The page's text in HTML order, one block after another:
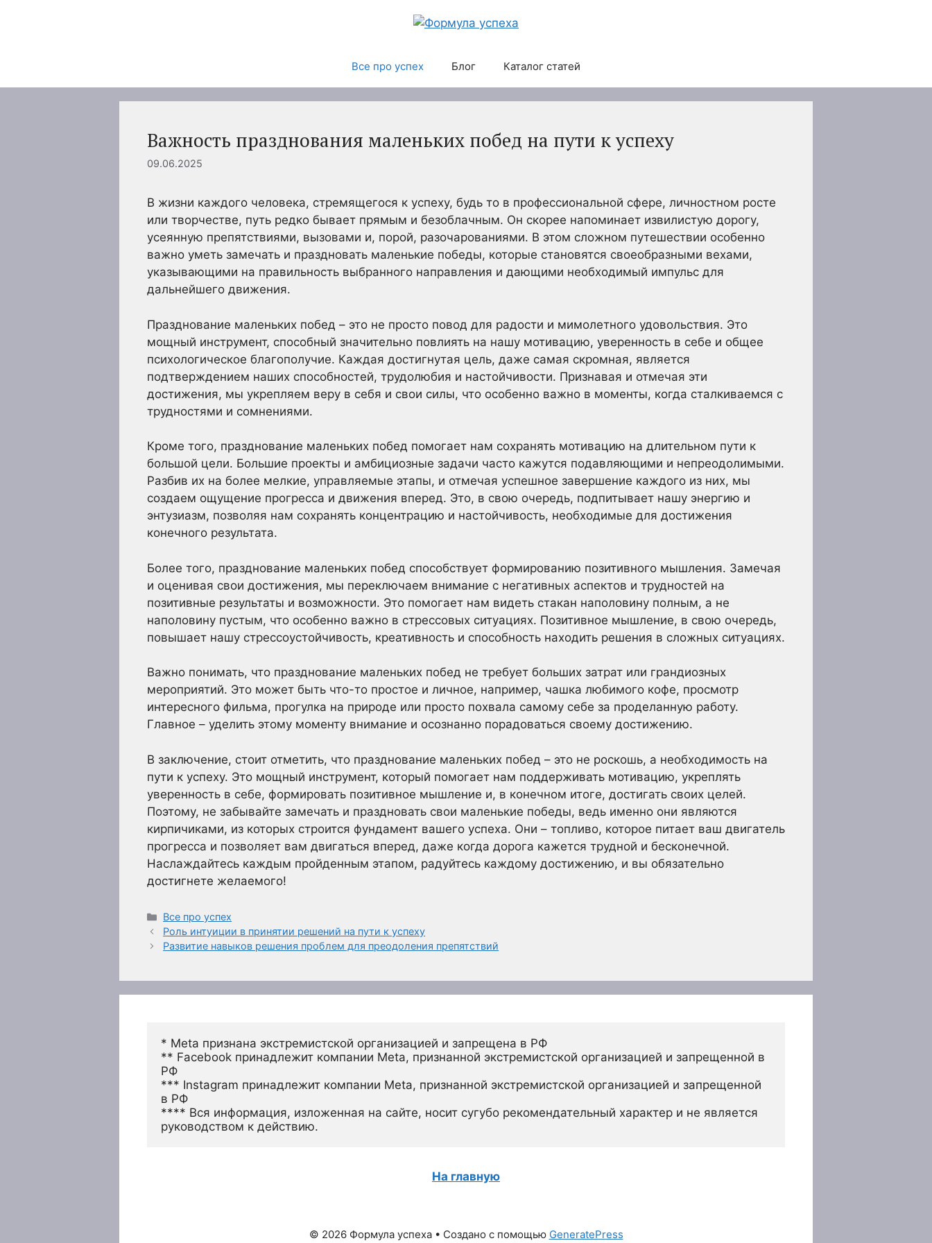
Все про успех Блог Каталог статей
Важность празднования маленьких побед на пути к успеху
09.06.2025
В жизни каждого человека, стремящегося к успеху, будь то в профессиональной сфере, личностном росте
или творчестве, путь редко бывает прямым и безоблачным. Он скорее напоминает извилистую дорогу,
усеянную препятствиями, вызовами и, порой, разочарованиями. В этом сложном путешествии особенно
важно уметь замечать и праздновать маленькие победы, которые становятся своеобразными вехами,
указывающими на правильность выбранного направления и дающими необходимый импульс для
дальнейшего движения.
Празднование маленьких побед – это не просто повод для радости и мимолетного удовольствия. Это
мощный инструмент, способный значительно повлиять на нашу мотивацию, уверенность в себе и общее
психологическое благополучие. Каждая достигнутая цель, даже самая скромная, является
подтверждением наших способностей, трудолюбия и настойчивости. Признавая и отмечая эти
достижения, мы укрепляем веру в себя и свои силы, что особенно важно в моменты, когда сталкиваемся с
трудностями и сомнениями.
Кроме того, празднование маленьких побед помогает нам сохранять мотивацию на длительном пути к
большой цели. Большие проекты и амбициозные задачи часто кажутся подавляющими и непреодолимыми.
Разбив их на более мелкие, управляемые этапы, и отмечая успешное завершение каждого из них, мы
создаем ощущение прогресса и движения вперед. Это, в свою очередь, подпитывает нашу энергию и
энтузиазм, позволяя нам сохранять концентрацию и настойчивость, необходимые для достижения
конечного результата.
Более того, празднование маленьких побед способствует формированию позитивного мышления. Замечая
и оценивая свои достижения, мы переключаем внимание с негативных аспектов и трудностей на
позитивные результаты и возможности. Это помогает нам видеть стакан наполовину полным, а не
наполовину пустым, что особенно важно в стрессовых ситуациях. Позитивное мышление, в свою очередь,
повышает нашу стрессоустойчивость, креативность и способность находить решения в сложных ситуациях.
Важно понимать, что празднование маленьких побед не требует больших затрат или грандиозных
мероприятий. Это может быть что-то простое и личное, например, чашка любимого кофе, просмотр
интересного фильма, прогулка на природе или просто похвала самому себе за проделанную работу.
Главное – уделить этому моменту внимание и осознанно порадоваться своему достижению.
В заключение, стоит отметить, что празднование маленьких побед – это не роскошь, а необходимость на
пути к успеху. Это мощный инструмент, который помогает нам поддерживать мотивацию, укреплять
уверенность в себе, формировать позитивное мышление и, в конечном итоге, достигать своих целей.
Поэтому, не забывайте замечать и праздновать свои маленькие победы, ведь именно они являются
кирпичиками, из которых строится фундамент вашего успеха. Они – топливо, которое питает ваш двигатель
прогресса и позволяет вам двигаться вперед, даже когда дорога кажется трудной и бесконечной.
Наслаждайтесь каждым пройденным этапом, радуйтесь каждому достижению, и вы обязательно
достигнете желаемого!
Рубрики
Все про успех
Роль интуиции в принятии решений на пути к успеху
Развитие навыков решения проблем для преодоления препятствий
* Meta признана экстремистской организацией и запрещена в РФ
** Facebook принадлежит компании Meta, признанной экстремистской организацией и запрещенной в
РФ
*** Instagram принадлежит компании Meta, признанной экстремистской организацией и запрещенной
в РФ
**** Вся информация, изложенная на сайте, носит сугубо рекомендательный характер и не является
руководством к действию.
На главную
© 2026 Формула успеха• Создано с помощью GeneratePress